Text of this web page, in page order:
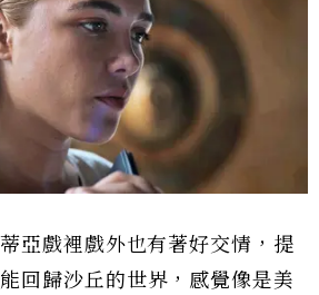
亞戲裡戲外也有著好交情，提
回歸沙丘的世界，感覺像是美